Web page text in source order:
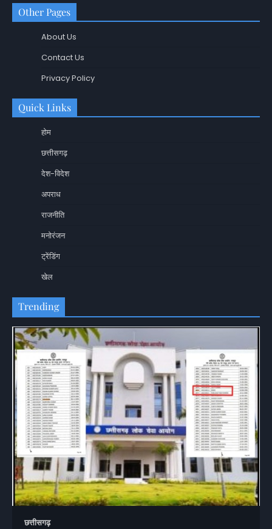
Other Pages
About Us
Contact Us
Privacy Policy
Quick Links
होम
छत्तीसगढ़
देश-विदेश
अपराध
राजनीति
मनोरंजन
ट्रेंडिंग
खेल
Trending
छत्तीसगढ़